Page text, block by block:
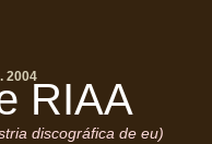
2004RIAA
discográfica de eu)